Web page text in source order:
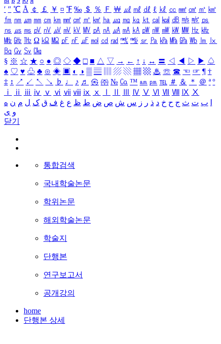
′ ″ ℃ Å ￠ ￡ ￥ ¤ ℉ ‰ ＄ ％ Ｆ ￦ ㎕ ㎖ ㎗ ℓ ㎘ ㏄ ㎣ ㎤ ㎥ ㎦
㎙ ㎚ ㎛ ㎜ ㎝ ㎞ ㎟ ㎠ ㎡ ㎢ ㏊ ㎍ ㎎ ㎏ ㏏ ㎈ ㎉ ㏈ ㎧ ㎨ ㎰
㎱ ㎲ ㎳ ㎴ ㎵ ㎶ ㎷ ㎸ ㎹ ㎀ ㎁ ㎂ ㎃ ㎄ ㎺ ㎻ ㎽ ㎾ ㎿ ㎐ ㎑
㎒ ㎓ ㎔ Ω ㏀ ㏁ ㎊ ㎋ ㎌ ㏖ ㏅ ㎭ ㎮ ㎯ ㏛ ㎩ ㎪ ㎫ ㎬ ㏝ ㏐
㏓
㏃ ㏉ ㏜ ㏆
§ ※ ☆ ★ ○ ● ◎ ◇ ◆ □ ■ △ ▽ → ← ↑ ↓ ↔ 〓 ◁ ◀ ▷ ▶ ♤
♠ ♡ ♥ ♧ ♣ ⊙ ◈ ▣ ◐ ◑ ▒ ▤ ▨ ▧ ▦ ▩ ♨ ☏ ☎ ☜ ☞ ¶ †
‡ ↕ ↗ ↙ ↖ ↘ ♭ ♩ ♪ ♬ ㉿ ㈜ № ㏇ ™ ㏂ ㏘ ℡ ＃ ＆ ＊ ＠ ª º
ⅰ
ⅱ ⅲ ⅳ ⅴ ⅵ ⅶ ⅷ ⅸ ⅹ Ⅳ Ⅴ Ⅵ Ⅶ Ⅷ Ⅸ Ⅹ
ب ت ث ج ح خ د ذ ر ز س ش ص ض ط ظ ع غ ف ق ک ل م ن ه
و ی
닫기
통합검색
국내학술논문
학위논문
해외학술논문
학술지
단행본
연구보고서
공개강의
home
단행본 상세